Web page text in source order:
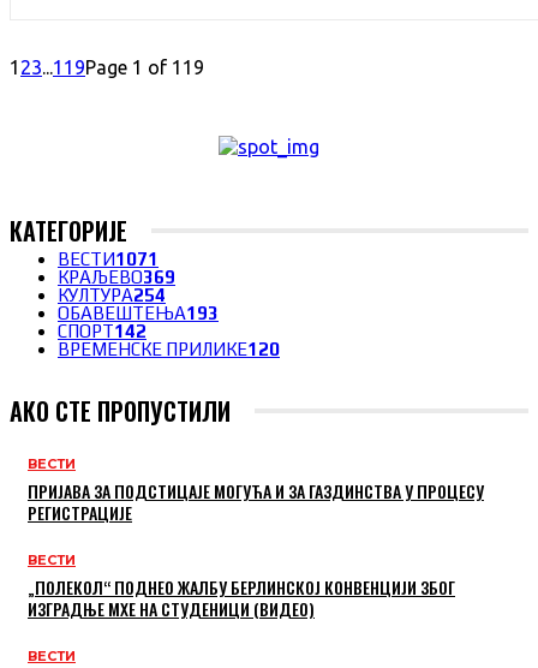
1 23...119Page 1 of 119
КАТЕГОРИЈЕ
ВЕСТИ1071
КРАЉЕВО369
КУЛТУРА254
ОБАВЕШТЕЊА193
СПОРТ142
ВРЕМЕНСКЕ ПРИЛИКЕ120
АКО СТЕ ПРОПУСТИЛИ
ВЕСТИ
ПРИЈАВА ЗА ПОДСТИЦАЈЕ МОГУЋА И ЗА ГАЗДИНСТВА У ПРОЦЕСУ
РЕГИСТРАЦИЈЕ
ВЕСТИ
„ПОЛЕКОЛ“ ПОДНЕО ЖАЛБУ БЕРЛИНСКОЈ КОНВЕНЦИЈИ ЗБОГ
ИЗГРАДЊЕ МХЕ НА СТУДЕНИЦИ (ВИДЕО)
ВЕСТИ